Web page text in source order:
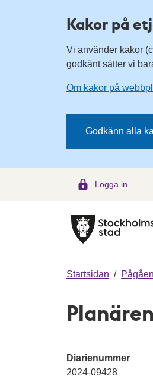
Kakor på
Vi använder kakor
godkänt sätter vi
Om kakor på
Godkänn alla
Logga in
Startsidan /
Diarienummer
2024-09428